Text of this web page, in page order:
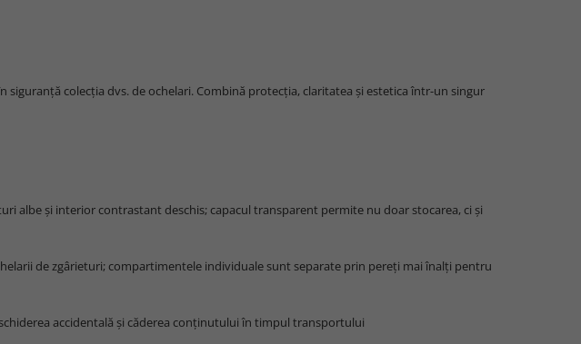
siguranță colecția dvs. de ochelari. Combină protecția, claritatea și estetica într-un singur
albe și interior contrastant deschis; capacul transparent permite nu doar stocarea, ci și
de zgârieturi; compartimentele individuale sunt separate prin pereți mai înalți pentru
accidentală și căderea conținutului în timpul transportului